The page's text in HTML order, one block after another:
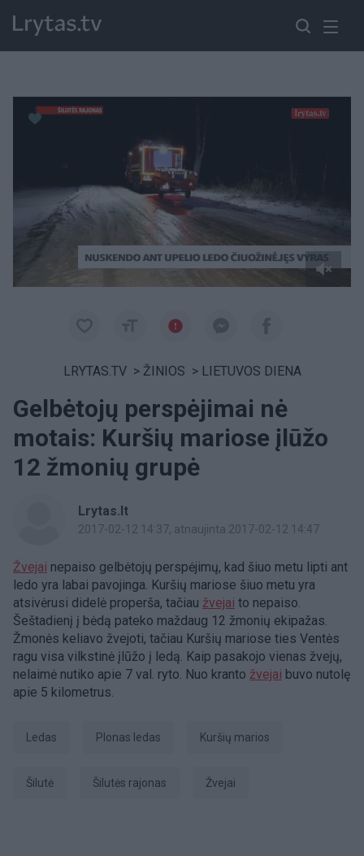
LRYTAS.TV > ŽINIOS > LIETUVOS DIENA
Gelbėtojų perspėjimai nė
motais: Kuršių mariose įlūžo
12 žmonių grupė
Lrytas.lt
2017-02-12 14:37, atnaujinta 2017-02-12 14:47
Žvejai nepaiso gelbėtojų perspėjimų, kad šiuo metu lipti ant
ledo yra labai pavojinga. Kuršių mariose šiuo metu yra
atsivėrusi didelė properša, tačiau žvejai to nepaiso.
Šeštadienį į bėdą pateko maždaug 12 žmonių ekipažas.
Žmonės keliavo žvejoti, tačiau Kuršių mariose ties Ventės
ragu visa vilkstinė įlūžo į ledą. Kaip pasakojo vienas žvejų,
nelaimė nutiko apie 7 val. ryto. Nuo kranto žvejai buvo nutolę
apie 5 kilometrus.
ledas plonas ledas Kuršių marios
Šilutė Šilutės rajonas žvejai